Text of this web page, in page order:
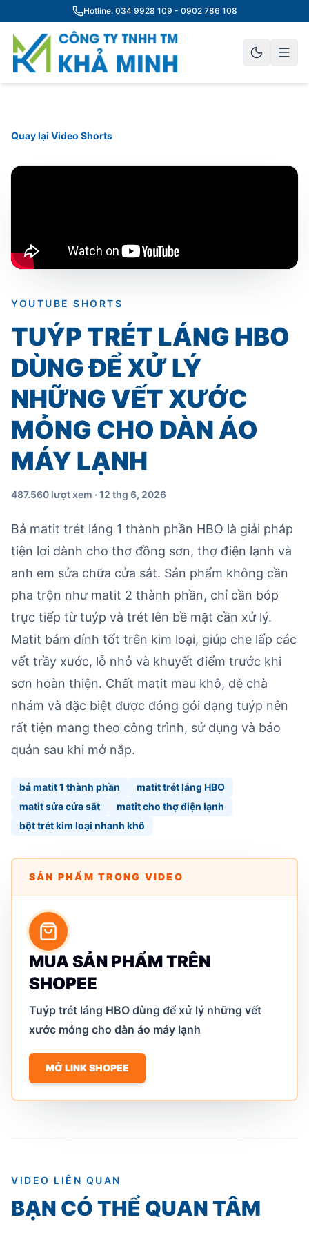
Hotline: 034 9928 109 - 0902 786 108
Quay lại Video Shorts
YOUTUBE SHORTS
TUÝP TRÉT LÁNG HBO
DÙNG ĐỂ XỬ LÝ
NHỮNG VẾT XƯỚC
MỎNG CHO DÀN ÁO
MÁY LẠNH
487.560 lượt xem · 12 thg 6, 2026
Bả matit trét láng 1 thành phần HBO là giải pháp
tiện lợi dành cho thợ đồng sơn, thợ điện lạnh và
anh em sửa chữa cửa sắt. Sản phẩm không cần
pha trộn như matit 2 thành phần, chỉ cần bóp
trực tiếp từ tuýp và trét lên bề mặt cần xử lý.
Matit bám dính tốt trên kim loại, giúp che lấp các
vết trầy xước, lỗ nhỏ và khuyết điểm trước khi
sơn hoàn thiện. Chất matit mau khô, dễ chà
nhám và đặc biệt được đóng gói dạng tuýp nên
rất tiện mang theo công trình, sử dụng và bảo
quản sau khi mở nắp.
bả matit 1 thành phần
matit trét láng HBO
matit sửa cửa sắt
matit cho thợ điện lạnh
bột trét kim loại nhanh khô
SẢN PHẨM TRONG VIDEO
MUA SẢN PHẨM TRÊN
SHOPEE
Tuýp trét láng HBO dùng để xử lý những vết
xước mỏng cho dàn áo máy lạnh
MỞ LINK SHOPEE
VIDEO LIÊN QUAN
BẠN CÓ THỂ QUAN TÂM